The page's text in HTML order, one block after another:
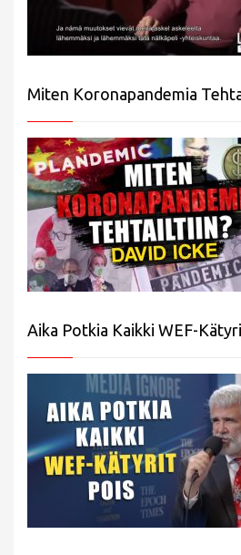
Miten Koronapandemia
Aika Potkia Kaikki WEF-